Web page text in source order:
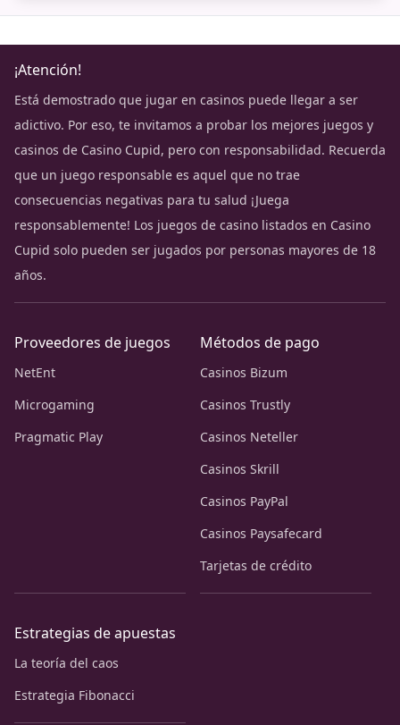
¡Atención!
Está demostrado que jugar en casinos puede llegar a ser
adictivo. Por eso, te invitamos a probar los mejores juegos y
casinos de Casino Cupid, pero con responsabilidad. Recuerda
que un juego responsable es aquel que no trae
consecuencias negativas para tu salud ¡Juega
responsablemente! Los juegos de casino listados en Casino
Cupid solo pueden ser jugados por personas mayores de 18
años.
Proveedores de juegos
NetEnt
Microgaming
Pragmatic Play
Métodos de pago
Casinos Bizum
Casinos Trustly
Casinos Neteller
Casinos Skrill
Casinos PayPal
Casinos Paysafecard
Tarjetas de crédito
Estrategias de apuestas
La teoría del caos
Estrategia Fibonacci